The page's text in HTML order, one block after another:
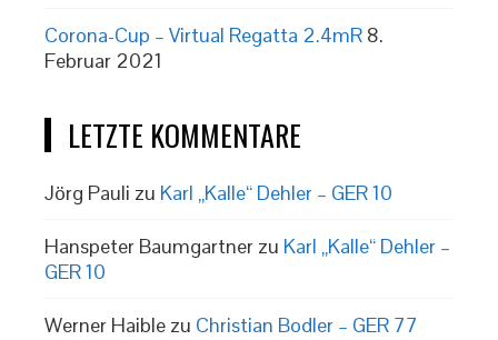
Corona-Cup – Virtual Regatta 2.4mR 8.
Februar 2021
LETZTE KOMMENTARE
Jörg Pauli zu Karl „Kalle“ Dehler – GER 10
Hanspeter Baumgartner zu Karl „Kalle“ Dehler –
GER 10
Werner Haible zu Christian Bodler – GER 77